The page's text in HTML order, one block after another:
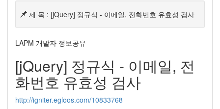
제 목 : [jQuery] 정규식 - 이메일, 전화번호 유효성 검사
LAPM 개발자 정보공유
[jQuery] 정규식 - 이메일, 전
화번호 유효성 검사
http://igniter.egloos.com/10833768